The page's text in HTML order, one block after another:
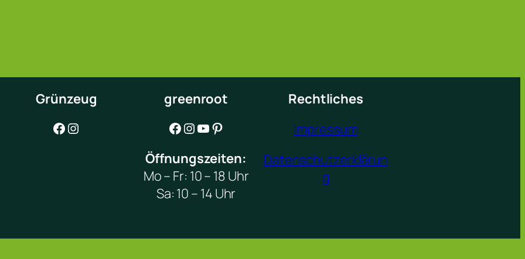
Grünzeug
Facebook Instagram
greenroot
Facebook Instagram YouTube Pinterest
Öffnungszeiten:
Mo – Fr: 10 – 18 Uhr
Sa: 10 – 14 Uhr
Rechtliches
Impressum
Datenschutzerklärun
g